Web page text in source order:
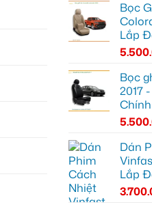
Bọc
Lắp
Bọc
2017
Dán
Lắp